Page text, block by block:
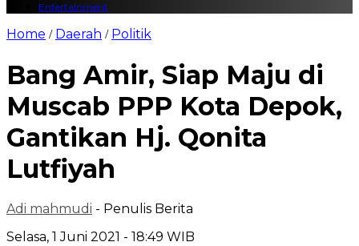
Entertainment
Home / Daerah / Politik
Bang Amir, Siap Maju di
Muscab PPP Kota Depok,
Gantikan Hj. Qonita
Lutfiyah
Adi mahmudi - Penulis Berita
Selasa, 1 Juni 2021 - 18:49 WIB